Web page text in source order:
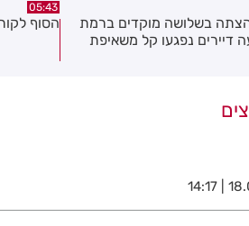
הציבוריים בחולון
00:32
בשורה